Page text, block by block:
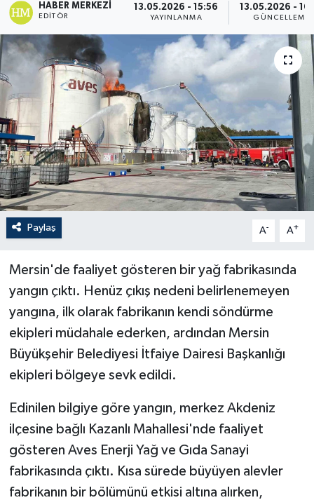
HABER MERKEZI
EDITÖR
13.05.2026 - 15:56
YAYINLANMA
13.05.2026 -
GÜNCELLEME
Paylaş A- A+
Mersin'de faaliyet gösteren bir yağ fabrikasında
yangın çıktı. Henüz çıkış nedeni belirlenemeyen
yangına, ilk olarak fabrikanın kendi söndürme
ekipleri müdahale ederken, ardından Mersin
Büyükşehir Belediyesi İtfaiye Dairesi Başkanlığı
ekipleri bölgeye sevk edildi.
Edinilen bilgiye göre yangın, merkez Akdeniz
ilçesine bağlı Kazanlı Mahallesi'nde faaliyet
gösteren Aves Enerji Yağ ve Gıda Sanayi
fabrikasında çıktı. Kısa sürede büyüyen alevler
fabrikanın bir bölümünü etkisi altına alırken,